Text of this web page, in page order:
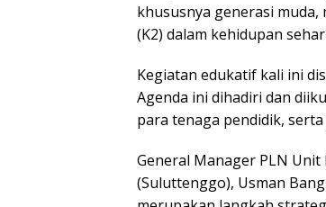
khususnya generasi
(K2) dalam kehidupan
Kegiatan edukatif kali ini
Agenda ini dihadiri dan
para tenaga pendidik,
General Manager PLN
(Suluttenggo), Usman